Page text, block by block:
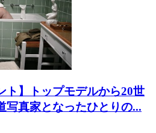
ト】トップモデルから20世
写真家となったひとりの...